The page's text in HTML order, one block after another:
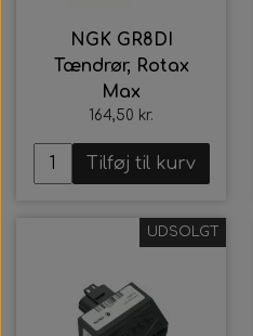
NGK GR8DI
Tændrør, Rotax
Max
164,50 kr.
Tilføj til kurv
UDSOLGT